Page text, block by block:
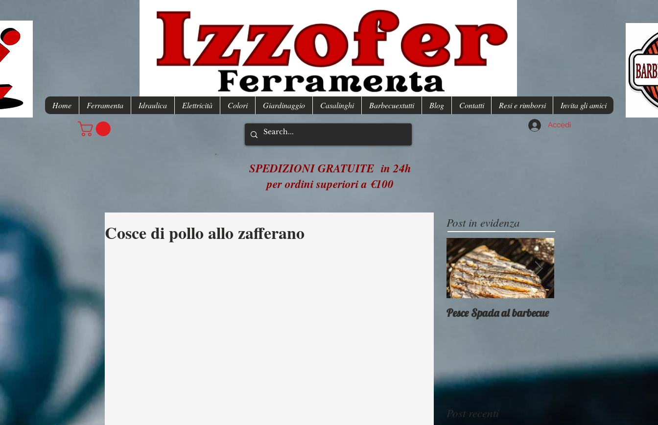
Home Ferramenta Idraulica Elettricità Colori Giardinaggio Casalinghi Barbecuextutti Blog Contatti Resi e rimborsi Invita gli amici
Accedi
SPEDIZIONI GRATUITE in 24h
per ordini superiori a €100
Cosce di pollo allo zafferano Post in evidenza
Pesce Spada al barbecue
Post recenti